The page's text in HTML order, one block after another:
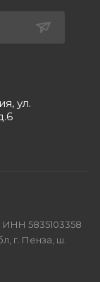
ул.
5835103358
г. Пенза, ш.